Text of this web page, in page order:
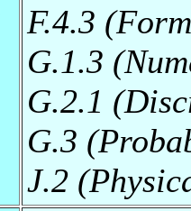
F.4.3
G.1.3
G.2.1
G.3
J.2